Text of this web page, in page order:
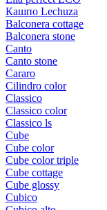
Кашпо Lechuza
Balconera cottage
Balconera stone
Canto
Canto stone
Cararo
Cilindro color
Classico
Classico color
Classico ls
Cube
Cube color
Cube color triple
Cube cottage
Cube glossy
Cubico